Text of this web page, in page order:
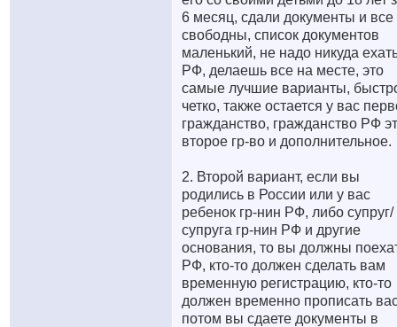
6 месяц, сдали документы и
свободны, список документов
маленький, не надо никуда
РФ, делаешь все на месте, это
самые лучшие варианты,
четко, также остается у вас
гражданство, гражданство РФ
второе гр-во и дополнительное.
2. Второй вариант, если вы
родились в России или у вас
ребенок гр-нин РФ, либо супруг/
супруга гр-нин РФ и другие
основания, то вы должны
РФ, кто-то должен сделать вам
временную регистрацию, кто-то
должен временно прописать
потом вы сдаете документы в